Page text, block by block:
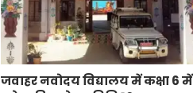
जवाहर नवोदय विद्यालय में कक्षा 6 में